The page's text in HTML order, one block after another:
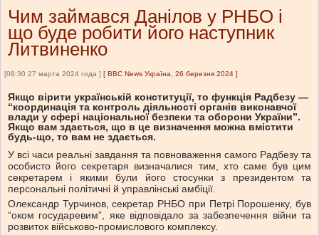
Чим займався Данілов у РНБО і
що буде робити його наступник
Литвиненко
[08:30 27 марта 2024 года ] [ BBC News Україна, 26 березня 2024 ]
Якщо вірити українській конституції, то функція Радбезу —
“координація та контроль діяльності органів виконавчої
влади у сфері національної безпеки та оборони України”.
Якщо вам здається, що в це визначення можна вмістити
будь-що, то вам не здається.
У всі часи реальні завдання та повноваження самого Радбезу та
особисто його секретаря визначалися тим, хто саме був цим
секретарем і якими були його стосунки з президентом та
персональні політичні й управлінські амбіції.
Олександр Турчинов, секретар РНБО при Петрі Порошенку, був
“оком государевим”, яке відповідало за забезпечення війни та
розвиток військово-промислового комплексу.